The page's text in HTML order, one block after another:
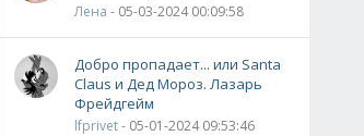
Лена - 05-03-2024 00:09:58
Добро пропадает... или Santa
Claus и Дед Мороз. Лазарь
Фрейдгейм
lfprivet- 05-01-2024 09:53:46